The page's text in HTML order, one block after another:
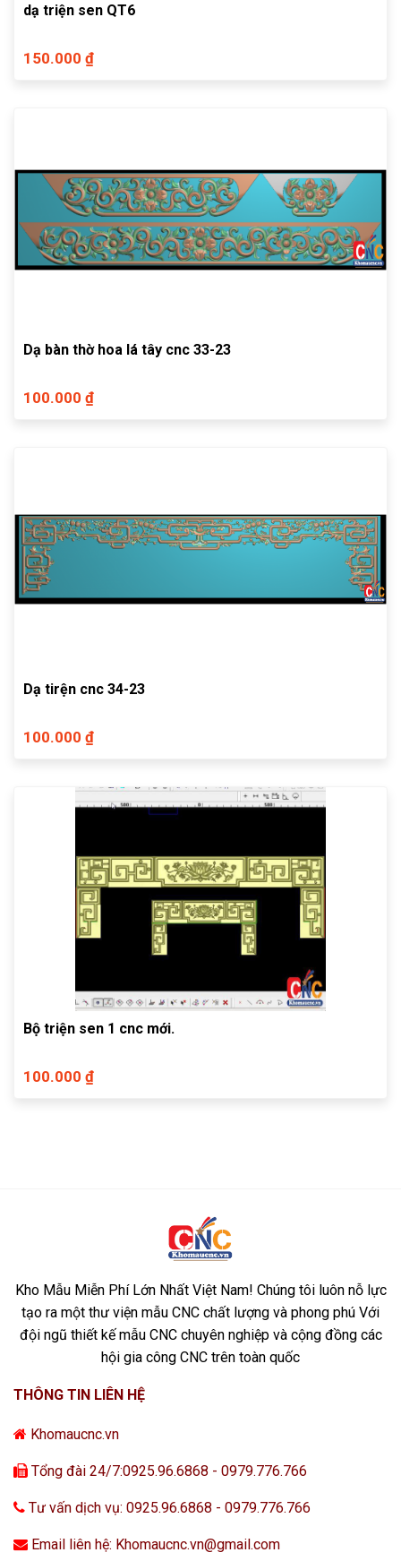
dạ triện sen QT6
150.000 ₫
Dạ bàn thờ hoa lá tây cnc 33-23
100.000 ₫
Dạ tirện cnc 34-23
100.000 ₫
Bộ triện sen 1 cnc mới.
100.000 ₫
Kho Mẫu Miễn Phí Lớn Nhất Việt Nam! Chúng tôi luôn nỗ lực
tạo ra một thư viện mẫu CNC chất lượng và phong phú Với
đội ngũ thiết kế mẫu CNC chuyên nghiệp và cộng đồng các
hội gia công CNC trên toàn quốc
THÔNG TIN LIÊN HỆ
Khomaucnc.vn
Tổng đài 24/7:0925.96.6868 - 0979.776.766
Tư vấn dịch vụ: 0925.96.6868 - 0979.776.766
Email liên hệ: Khomaucnc.vn@gmail.com